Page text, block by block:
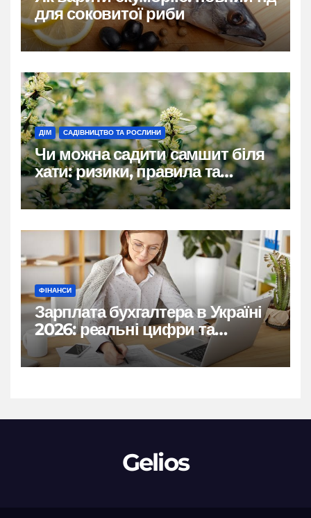
для соковитої риби
ДІМ САДІВНИЦТВО ТА РОСЛИНИ
Чи можна садити самшит біля
хати: ризики, правила та
практичні рішення
ФІНАНСИ
Зарплата бухгалтера в Україні
2026: реальні цифри та
нюанси
Gelios